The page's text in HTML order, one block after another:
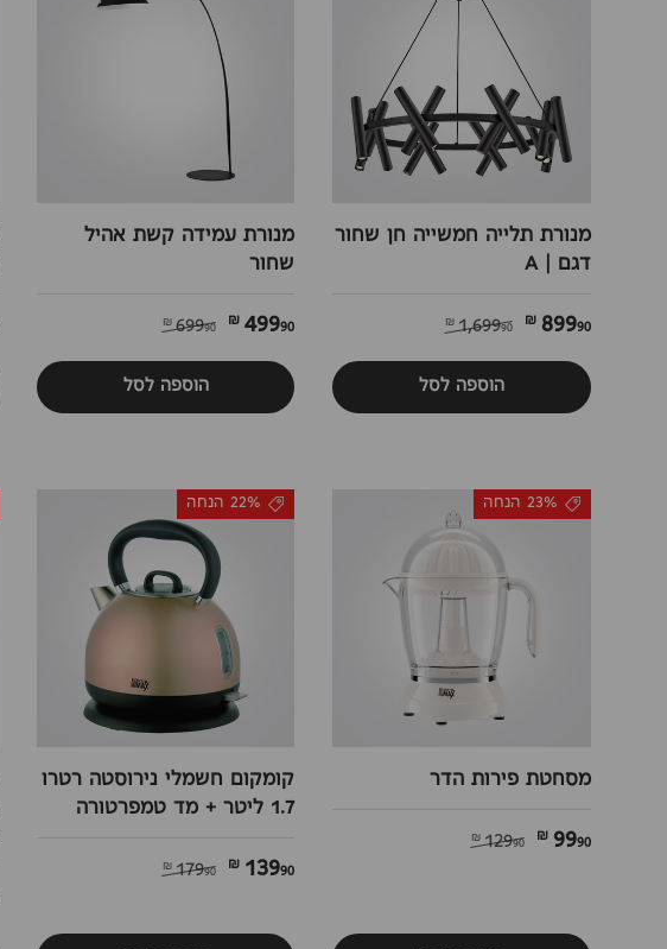
מנורת תלייה חמשייה חן שחור
דגם | A
89990 ₪
1,69990 ₪
הוספה לסל
מנורת עמידה קשת אהיל
שחור
49990 ₪
69990 ₪
הוספה לסל
23% הנחה
מסחטת פירות הדר
9990 ₪
12990 ₪
22% הנחה
קומקום חשמלי נירוסטה רטרו
1.7 ליטר + מד טמפרטורה
13990 ₪
17990 ₪